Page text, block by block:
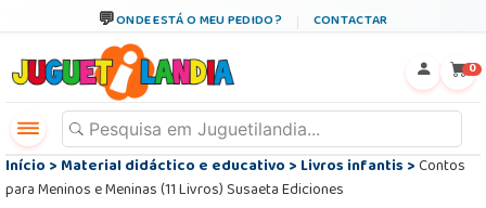
ONDE ESTÁ O MEU PEDIDO? CONTACTAR
0
Início>Material didáctico e educativo>Livros infantis>Contos
para Meninos e Meninas (11 Livros) Susaeta Ediciones